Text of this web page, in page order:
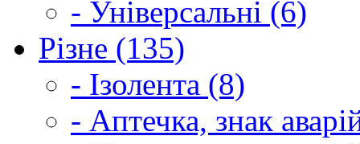
- Універсальні (6)
Різне (135)
- Ізолента (8)
- Аптечка, знак